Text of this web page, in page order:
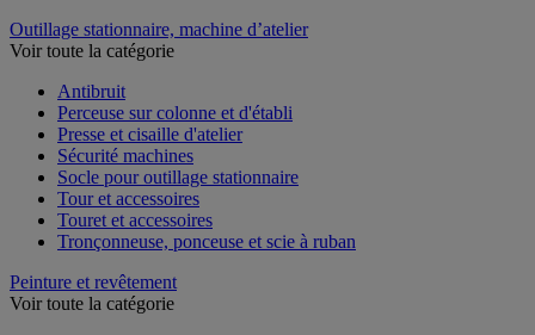
Outillage stationnaire, machine d’atelier
Voir toute la catégorie
Antibruit
Perceuse sur colonne et d'établi
Presse et cisaille d'atelier
Sécurité machines
Socle pour outillage stationnaire
Tour et accessoires
Touret et accessoires
Tronçonneuse, ponceuse et scie à ruban
Peinture et revêtement
Voir toute la catégorie